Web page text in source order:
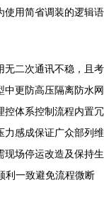
使用简省调装的逻辑语
无二次通讯不稳，且考
中更防高压隔离防水网
控体系控制流程内置冗
力感成保证广众部列维
现场停运改造及保持生
利一致避免流程微断